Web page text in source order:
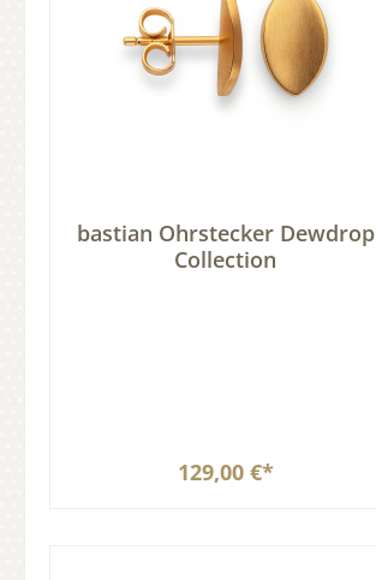
bastian Ohrstecker Dewdrop
Collection
129,00 €*